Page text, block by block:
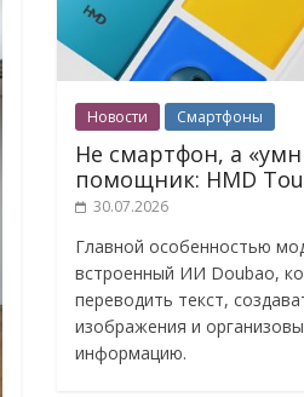
Новости Смартфоны
Не смартфон, а
помощник: HMD
30.07.2026
Главной особенностью
встроенный ИИ Doubao,
переводить текст,
изображения и
информацию.